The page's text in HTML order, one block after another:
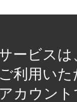
ービス
利用い
カウン